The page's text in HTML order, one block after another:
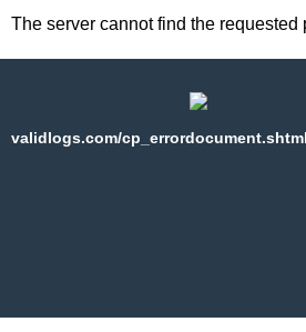
The server cannot find the requested
validlogs.com/